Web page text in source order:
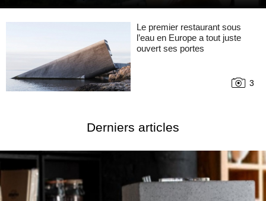
Le premier restaurant sous
l’eau en Europe a tout juste
ouvert ses portes
3
Derniers articles